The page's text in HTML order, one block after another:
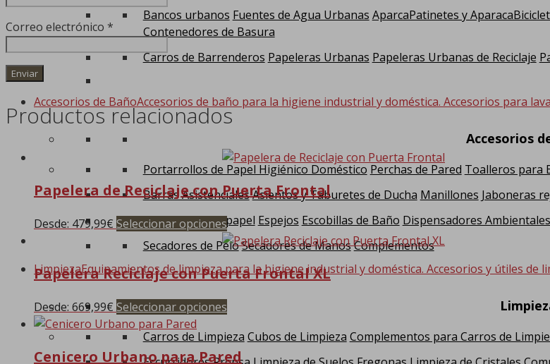
Bancos urbanos Fuentes de Agua Urbanas AparcaPatinetes y
Contenedores de Basura
Carros de Barrenderos Papeleras Urbanas Papeleras Urbanas de Reciclaje
Accesorios de BañoAccesorios de baño para la higiene industrial y doméstica. Accesorios para
Accesorios
Portarrollos de Papel Higiénico Doméstico Perchas de Pared Toalleros para
Barras AsistencialesAsientos y Taburetes de Ducha Manillones Jaboneras
Dispensadores papel Espejos Escobillas de Baño Dispensadores Ambientales
Secadores de PeloSecadores de ManosComplementos
LimpiezaEquipamientos de limpieza para la higiene industrial y doméstica. Accesorios y útiles de
Carros de Limpieza Cubos de Limpieza Complementos para Carros de
Correo electrónico *
Productos relacionados
Papelera de Reciclaje con Puerta Frontal
Desde: 479,99€ Seleccionar opcionesEste
producto
múltiples
se
pueden
Papelera Reciclaje con Puerta Frontal XL
Desde: 669,99€ Seleccionar opciones
tiene
múltiples
Cenicero Urbano para Pared